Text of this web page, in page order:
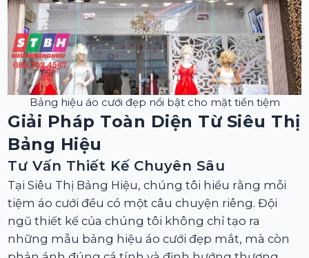
Bảng hiệu áo cưới đẹp nổi bật cho mặt tiền tiệm
Giải Pháp Toàn Diện Từ Siêu Thị
Bảng Hiệu
Tư Vấn Thiết Kế Chuyên Sâu
Tại Siêu Thị Bảng Hiệu, chúng tôi hiểu rằng mỗi
tiệm áo cưới đều có một câu chuyện riêng. Đội
ngũ thiết kế của chúng tôi không chỉ tạo ra
những mẫu bảng hiệu áo cưới đẹp mắt, mà còn